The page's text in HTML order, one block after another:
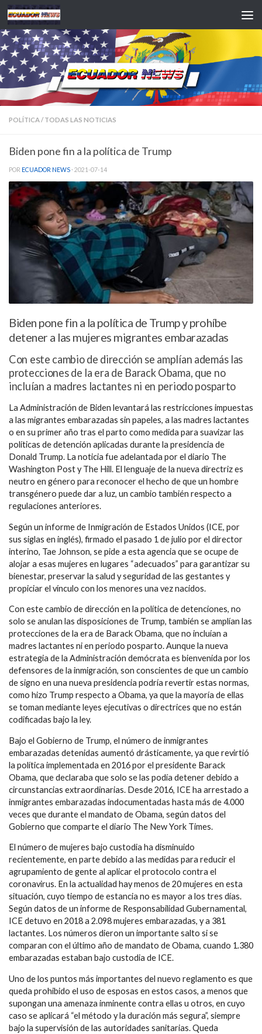
Saltar al contenido
POLÍTICA/ TODAS LAS NOTICIAS
Biden pone fin a la política de Trump
POR ECUADOR NEWS · 2021-07-14
Biden pone fin a la política de Trump y prohíbe
detener a las mujeres migrantes embarazadas
Con este cambio de dirección se amplían además las
protecciones de la era de Barack Obama, que no
incluían a madres lactantes ni en periodo posparto
La Administración de Biden levantará las restricciones impuestas
a las migrantes embarazadas sin papeles, a las madres lactantes
o en su primer año tras el parto como medida para suavizar las
políticas de detención aplicadas durante la presidencia de
Donald Trump. La noticia fue adelantada por el diario The
Washington Post y The Hill. El lenguaje de la nueva directriz es
neutro en género para reconocer el hecho de que un hombre
transgénero puede dar a luz, un cambio también respecto a
regulaciones anteriores.
Según un informe de Inmigración de Estados Unidos (ICE, por
sus siglas en inglés), firmado el pasado 1 de julio por el director
interino, Tae Johnson, se pide a esta agencia que se ocupe de
alojar a esas mujeres en lugares “adecuados” para garantizar su
bienestar, preservar la salud y seguridad de las gestantes y
propiciar el vínculo con los menores una vez nacidos.
Con este cambio de dirección en la política de detenciones, no
solo se anulan las disposiciones de Trump, también se amplían las
protecciones de la era de Barack Obama, que no incluían a
madres lactantes ni en periodo posparto. Aunque la nueva
estrategia de la Administración demócrata es bienvenida por los
defensores de la inmigración, son conscientes de que un cambio
de signo en una nueva presidencia podría revertir estas normas,
como hizo Trump respecto a Obama, ya que la mayoría de ellas
se toman mediante leyes ejecutivas o directrices que no están
codificadas bajo la ley.
Bajo el Gobierno de Trump, el número de inmigrantes
embarazadas detenidas aumentó drásticamente, ya que revirtió
la política implementada en 2016 por el presidente Barack
Obama, que declaraba que solo se las podía detener debido a
circunstancias extraordinarias. Desde 2016, ICE ha arrestado a
inmigrantes embarazadas indocumentadas hasta más de 4.000
veces que durante el mandato de Obama, según datos del
Gobierno que comparte el diario The New York Times.
El número de mujeres bajo custodia ha disminuido
recientemente, en parte debido a las medidas para reducir el
agrupamiento de gente al aplicar el protocolo contra el
coronavirus. En la actualidad hay menos de 20 mujeres en esta
situación, cuyo tiempo de estancia no es mayor a los tres días.
Según datos de un informe de Responsabilidad Gubernamental,
ICE detuvo en 2018 a 2.098 mujeres embarazadas, y a 381
lactantes. Los números dieron un importante salto si se
comparan con el último año de mandato de Obama, cuando 1.380
embarazadas estaban bajo custodia de ICE.
Uno de los puntos más importantes del nuevo reglamento es que
queda prohibido el uso de esposas en estos casos, a menos que
supongan una amenaza inminente contra ellas u otros, en cuyo
caso se aplicará “el método y la duración más segura”, siempre
bajo la supervisión de las autoridades sanitarias. Queda